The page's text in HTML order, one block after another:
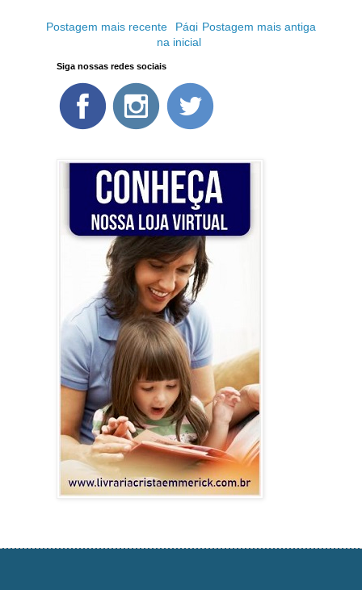
Postagem mais recente Postagem mais antiga
Pági
na inicial
Siga nossas redes sociais